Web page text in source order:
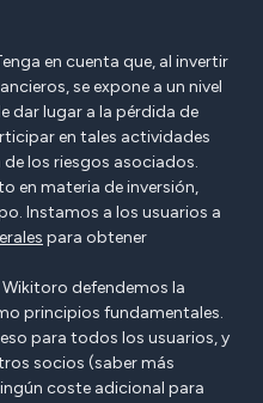
en cuenta que, al invertir
se expone a un nivel
dar lugar a la pérdida de
en tales actividades
los riesgos asociados.
en materia de inversión,
Instamos a los usuarios a
para obtener
Wikitoro defendemos la
principios fundamentales.
para todos los usuarios, y
socios (saber más
coste adicional para